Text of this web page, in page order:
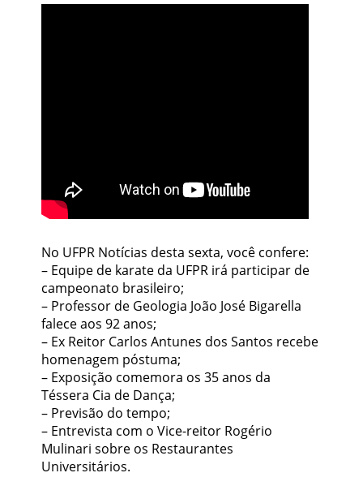
No UFPR Notícias desta sexta, você confere:
– Equipe de karate da UFPR irá participar de
campeonato brasileiro;
– Professor de Geologia João José Bigarella
falece aos 92 anos;
– Ex Reitor Carlos Antunes dos Santos recebe
homenagem póstuma;
– Exposição comemora os 35 anos da
Téssera Cia de Dança;
– Previsão do tempo;
– Entrevista com o Vice-reitor Rogério
Mulinari sobre os Restaurantes
Universitários.